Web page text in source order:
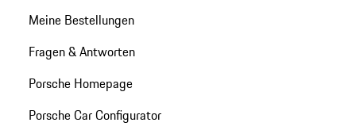
Meine Bestellungen
Fragen & Antworten
Porsche Homepage
Porsche Car Configurator